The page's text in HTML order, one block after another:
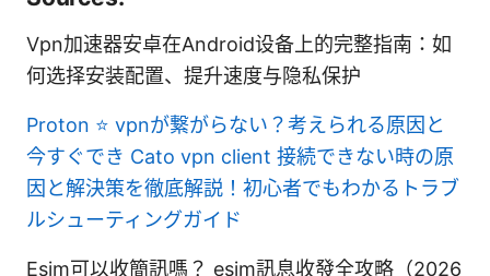
Vpn加速器安卓在Android设备上的完整指南：如
何选择安装配置、提升速度与隐私保护
Proton ⭐ vpnが繋がらない？考えられる原因と
今すぐでき Cato vpn client 接続できない時の原
因と解決策を徹底解説！初心者でもわかるトラブ
ルシューティングガイド
Esim可以收簡訊嗎？ esim訊息收發全攻略（2026